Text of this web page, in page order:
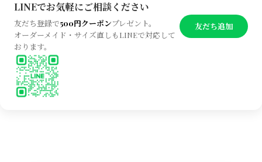
LINEでお気軽にご相談ください
友だち登録で500円クーポンプレゼント。
オーダーメイド・サイズ直しもLINEで対応して
おります。
友だち追加